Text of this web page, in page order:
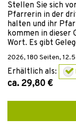
Stellen Sie sich
Pfarrerin in der
halten und ihr
kommen in dieser
Wort. Es gibt
2026, 180 Seiten,
Erhältlich als:
ca. 29,80 €